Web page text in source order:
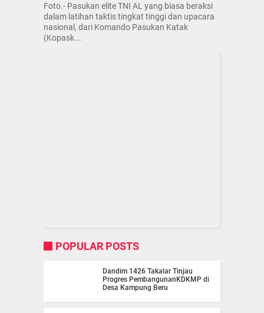
Foto.- Pasukan elite TNI AL yang biasa beraksi
dalam latihan taktis tingkat tinggi dan upacara
nasional, dari Komando Pasukan Katak
(Kopask...
POPULAR POSTS
Dandim 1426 Takalar Tinjau
Progres PembangunanKDKMP di
Desa Kampung Beru